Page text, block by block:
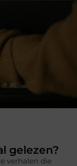
gelezen?
verhalen die